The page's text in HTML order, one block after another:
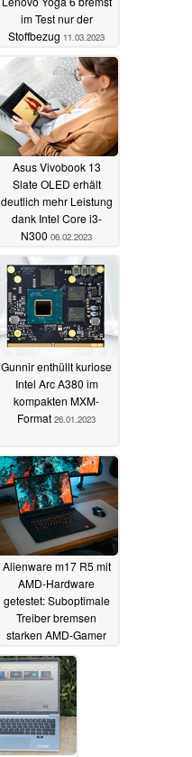
im Test nur der
Stoffbezug 11.03.2023
Asus Vivobook 13
Slate OLED erhält
deutlich mehr Leistung
dank Intel Core i3-
N300 06.02.2023
Gunnir enthüllt kuriose
Intel Arc A380 im
kompakten MXM-
Format 26.01.2023
Alienware m17 R5 mit
AMD-Hardware
getestet: Suboptimale
Treiber bremsen
starken AMD-Gamer
unnötig aus18.01.2023